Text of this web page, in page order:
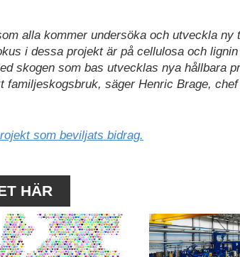
alla kommer undersöka och utveckla ny
i dessa projekt är på cellulosa och
skogen som bas utvecklas nya hållbara
säger Henric Brage,
som beviljats bidrag.
HÄR